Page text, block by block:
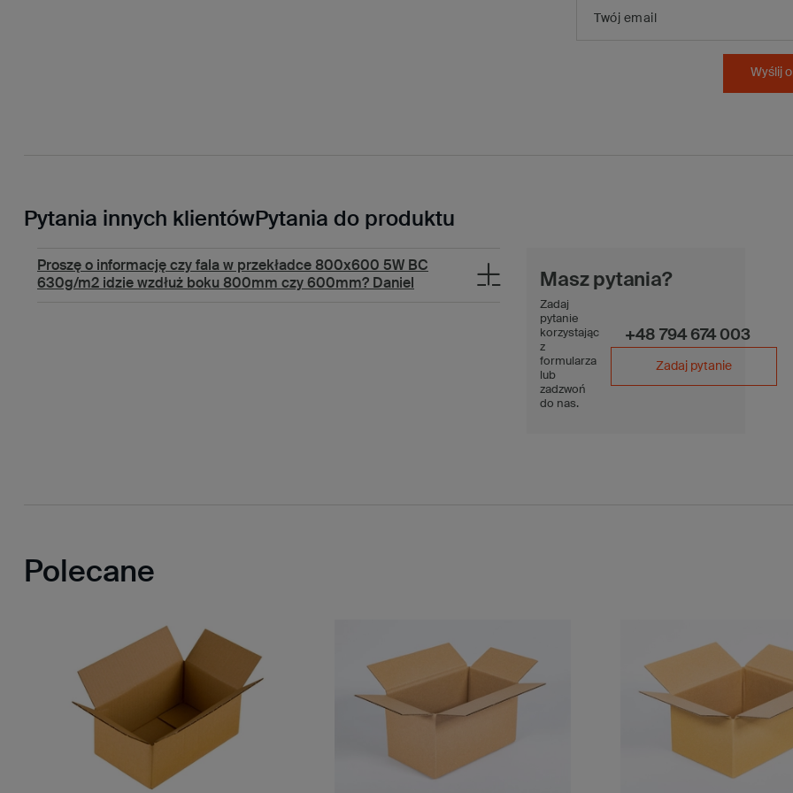
Twój email
Wyślij
Pytania innych klientów Pytania do produktu
Proszę o informację czy fala w przekładce 800x600 5W BC
630g/m2 idzie wzdłuż boku 800mm czy 600mm? Daniel
Masz pytania?
Zadaj
pytanie
korzystając
z
formularza
lub
zadzwoń
do nas.
+48 794 674 003
Zadaj pytanie
Polecane